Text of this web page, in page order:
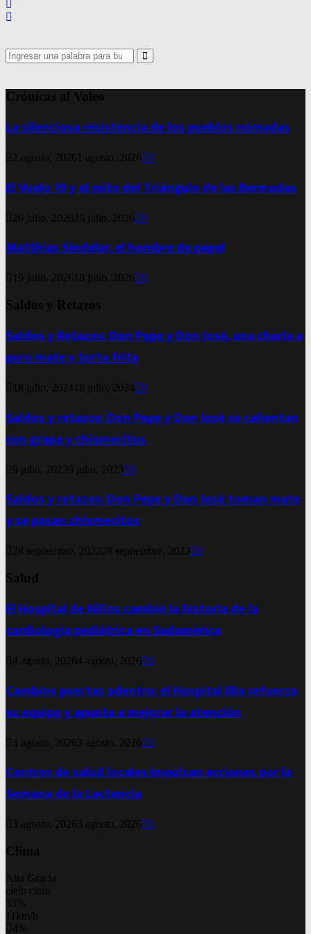
Search
for:
Search
Crónicas al Voleo
La silenciosa resistencia de los pueblos nómadas
2 agosto, 2026 1 agosto, 2026 0
El Vuelo 19 y el mito del Triángulo de las Bermudas
26 julio, 2026 25 julio, 2026 0
Matthias Sindelar, el hombre de papel
19 julio, 2026 18 julio, 2026 0
Saldos y Retazos
Saldos y Retazos: Don Pepe y Don José, una charla a
puro mate y torta frita
18 julio, 2024 18 julio, 2024 0
Saldos y retazos: Don Pepe y Don José se calientan
con grapa y chismecitos
9 julio, 20239 julio, 2023 0
Saldos y retazos: Don Pepe y Don José toman mate
y se pasan chismecitos
28 septiembre, 2022 28 septiembre, 2022 0
Salud
El Hospital de Niños cambió la historia de la
cardiología pediátrica en Sudamérica
4 agosto, 20264 agosto, 2026 0
Cambios puertas adentro: el Hospital Illia refuerza
su equipo y apunta a mejorar la atención
3 agosto, 2026 3 agosto, 2026 0
Centros de salud locales impulsan acciones por la
Semana de la Lactancia
3 agosto, 2026 3 agosto, 2026 0
Clima
Alta Gracia
cielo claro
33%
11km/h
4%